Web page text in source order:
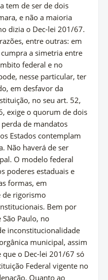
tem de ser de dois
e não a maioria
dizia o Dec-lei 201/67.
entre outras: em
a simetria entre
federal e no
nesse particular, ter
em desfavor da
no seu art. 52,
exige o quorum de dois
de mandatos
Estados contemplam
Não haverá de ser
O modelo federal
poderes estaduais e
formas, em
de rigorismo
Bem por
São Paulo, no
inconstitucionalidade
municipal, assim
que o Dec-lei 201/67 só
Federal vigente no
Quanto ao